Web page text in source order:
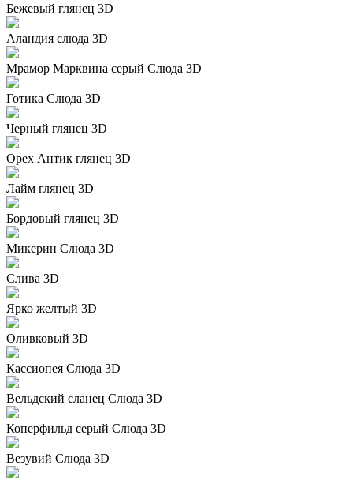
Бежевый глянец 3D
Аландия слюда 3D
Мрамор Марквина серый Слюда 3D
Готика Слюда 3D
Черный глянец 3D
Орех Антик глянец 3D
Лайм глянец 3D
Бордовый глянец 3D
Микерин Слюда 3D
Слива 3D
Ярко желтый 3D
Оливковый 3D
Кассиопея Слюда 3D
Вельдский сланец Слюда 3D
Коперфильд серый Слюда 3D
Везувий Слюда 3D